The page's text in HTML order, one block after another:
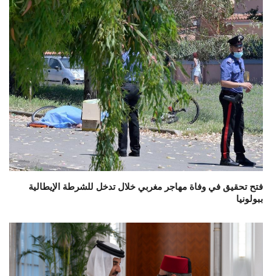
فتح تحقيق في وفاة مهاجر مغربي خلال تدخل للشرطة الإيطالية
ببولونيا